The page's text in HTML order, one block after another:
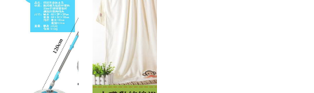
韩国七彩
梳、气垫梳
厂家直销供
应商揭秘
销，便宜卖
了！